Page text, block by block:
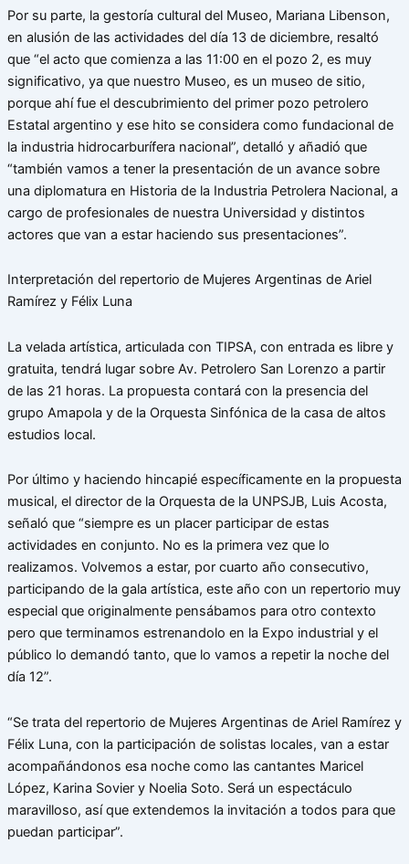
Por su parte, la gestoría cultural del Museo, Mariana Libenson,
en alusión de las actividades del día 13 de diciembre, resaltó
que “el acto que comienza a las 11:00 en el pozo 2, es muy
significativo, ya que nuestro Museo, es un museo de sitio,
porque ahí fue el descubrimiento del primer pozo petrolero
Estatal argentino y ese hito se considera como fundacional de
la industria hidrocarburífera nacional”, detalló y añadió que
“también vamos a tener la presentación de un avance sobre
una diplomatura en Historia de la Industria Petrolera Nacional, a
cargo de profesionales de nuestra Universidad y distintos
actores que van a estar haciendo sus presentaciones”.
Interpretación del repertorio de Mujeres Argentinas de Ariel
Ramírez y Félix Luna
La velada artística, articulada con TIPSA, con entrada es libre y
gratuita, tendrá lugar sobre Av. Petrolero San Lorenzo a partir
de las 21 horas. La propuesta contará con la presencia del
grupo Amapola y de la Orquesta Sinfónica de la casa de altos
estudios local.
Por último y haciendo hincapié específicamente en la propuesta
musical, el director de la Orquesta de la UNPSJB, Luis Acosta,
señaló que “siempre es un placer participar de estas
actividades en conjunto. No es la primera vez que lo
realizamos. Volvemos a estar, por cuarto año consecutivo,
participando de la gala artística, este año con un repertorio muy
especial que originalmente pensábamos para otro contexto
pero que terminamos estrenandolo en la Expo industrial y el
público lo demandó tanto, que lo vamos a repetir la noche del
día 12”.
“Se trata del repertorio de Mujeres Argentinas de Ariel Ramírez y
Félix Luna, con la participación de solistas locales, van a estar
acompañándonos esa noche como las cantantes Maricel
López, Karina Sovier y Noelia Soto. Será un espectáculo
maravilloso, así que extendemos la invitación a todos para que
puedan participar”.